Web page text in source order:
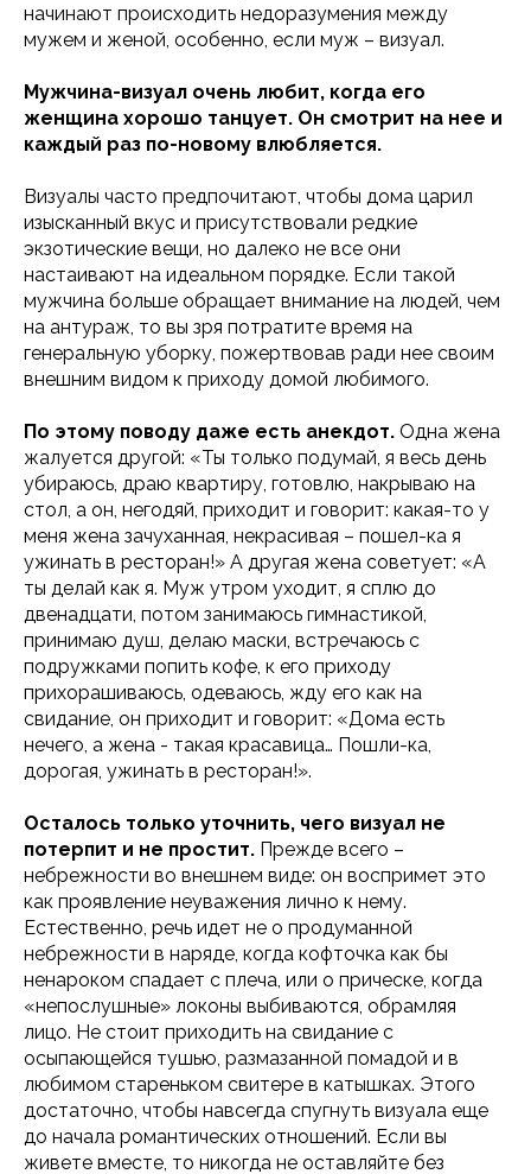
начинают происходить недоразумения между
мужем и женой, особенно, если муж – визуал.
Мужчина-визуал очень любит, когда его
женщина хорошо танцует. Он смотрит на нее и
каждый раз по-новому влюбляется.
Визуалы часто предпочитают, чтобы дома царил
изысканный вкус и присутствовали редкие
экзотические вещи, но далеко не все они
настаивают на идеальном порядке. Если такой
мужчина больше обращает внимание на людей, чем
на антураж, то вы зря потратите время на
генеральную уборку, пожертвовав ради нее своим
внешним видом к приходу домой любимого.
По этому поводу даже есть анекдот. Одна жена
жалуется другой: «Ты только подумай, я весь день
убираюсь, драю квартиру, готовлю, накрываю на
стол, а он, негодяй, приходит и говорит: какая-то у
меня жена зачуханная, некрасивая – пошел-ка я
ужинать в ресторан!» А другая жена советует: «А
ты делай как я. Муж утром уходит, я сплю до
двенадцати, потом занимаюсь гимнастикой,
принимаю душ, делаю маски, встречаюсь с
подружками попить кофе, к его приходу
прихорашиваюсь, одеваюсь, жду его как на
свидание, он приходит и говорит: «Дома есть
нечего, а жена - такая красавица… Пошли-ка,
дорогая, ужинать в ресторан!».
Осталось только уточнить, чего визуал не
потерпит и не простит. Прежде всего –
небрежности во внешнем виде: он воспримет это
как проявление неуважения лично к нему.
Естественно, речь идет не о продуманной
небрежности в наряде, когда кофточка как бы
ненароком спадает с плеча, или о прическе, когда
«непослушные» локоны выбиваются, обрамляя
лицо. Не стоит приходить на свидание с
осыпающейся тушью, размазанной помадой и в
любимом стареньком свитере в катышках. Этого
достаточно, чтобы навсегда спугнуть визуала еще
до начала романтических отношений. Если вы
живете вместе, то никогда не оставляйте без